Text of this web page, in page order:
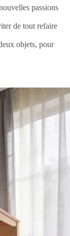
passions
de tout refaire
objets, pour